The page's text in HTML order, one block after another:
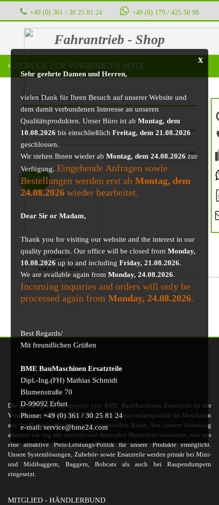
+49 (0) 361 / 30 25 81 24 ‭ ‭ ‭ ‭ +49 (0) 179 / 425 50 98
Fahrantrieb - Shop
x
Sehr geehrte Damen und Herren,
vielen Dank für Ihren Besuch auf unserer Website und
dem damit verbundenen Interesse an unseren
Qualitätsprodukten. Unser Büro ist abMontag, dem
10.08.2026 bis einschließlichFreitag, dem 21.08.2026
geschlossen.
Wir stehen Ihnen wieder abMontag, dem 24.08.2026 zur
Verfügung. Eingehende Anfragen sowie
Bestellungen werden erst abMontag, dem
24.08.2026 wieder bearbeitet.
Dear Sir or Madam,
Thank you for visiting our website and the interest in our
quality products. Our office will be closed fromMonday,
10.08.2026up to and includingFriday, 21.08.2026.
We are available again fromMonday, 24.08.2026.
Incoming inquiries and orders will only be
processed again fromMonday, 24.08.2026.
Best Regards/
Mit freundlichen Grüßen
BME BauMaschinen Ersatzteile
Dipl.-Ing.(FH) Mathias Schmidt
Blumenstraße 70
D-99092 Erfurt
Phone: +49 (0) 361 / 30 25 81 24
e-mail: service@bme24.com
ZURÜCK ZUR VORHERIGEN SEITE
BAUMASCHINE
Fahrmotor
für
TAKEUCHI TB125
1794,52€ 1648,15€
ANGEBOT!
Die grundlegende Kompetenz von BME BauMaschinen Ersatzteile ist der
Vertrieb von hochwertigen Produkten in Erstausrüsterqualität für Maschinen
aus der Bauindustrie im gesamteuropäischen Raum. Seit unserer Gründung
arbeiten wir eng mit international führenden Herstellern zusammen, was uns
eine attraktive Preis-Leistungs-Politik für unsere Produkte ermöglicht.
Unsere Systemlösungen, Zubehör- sowie Ersatzteile werden primär bei Mini-
und Midibaggern, Baggern, Bobcats als auch bei Raupendumpern
eingesetzt.
MITGLIED - HÄNDLERBUND